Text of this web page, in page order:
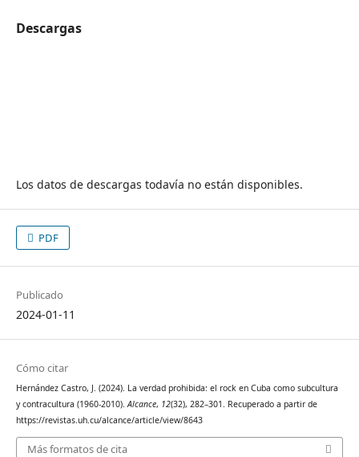
Descargas
Los datos de descargas todavía no están disponibles.
PDF
Publicado
2024-01-11
Cómo citar
Hernández Castro, J. (2024). La verdad prohibida: el rock en Cuba como subcultura
y contracultura (1960-2010).Alcance, 12(32), 282–301. Recuperado a partir de
https://revistas.uh.cu/alcance/article/view/8643
Más formatos de cita